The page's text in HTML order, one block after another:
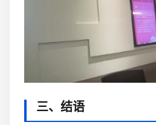
三、结语